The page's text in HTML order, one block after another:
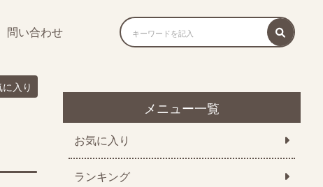
問い合わせ
入り
メニュー一覧
お気に入り
ランキング